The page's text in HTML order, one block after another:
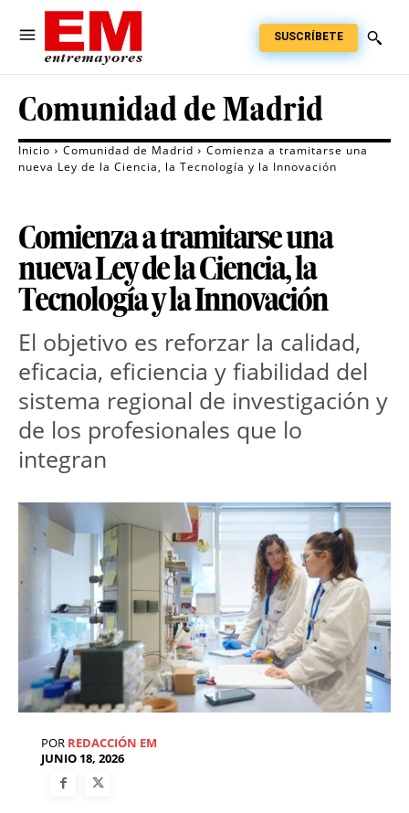
SUSCRÍBETE
Comunidad de Madrid
Inicio Comunidad de Madrid
Comienza a tramitarse una
nueva Ley de la Ciencia, la Tecnología y la Innovación
Comienza a tramitarse una
nueva Ley de la Ciencia, la
Tecnología y la Innovación
El objetivo es reforzar la calidad,
eficacia, eficiencia y fiabilidad del
sistema regional de investigación y
de los profesionales que lo
integran
POR REDACCIÓN EM
JUNIO 18, 2026